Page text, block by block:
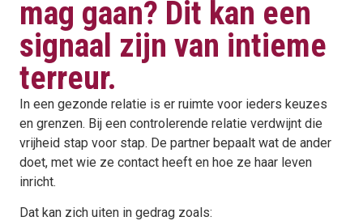
mag gaan? Dit kan een
signaal zijn van intieme
terreur.
In een gezonde relatie is er ruimte voor ieders keuzes
en grenzen. Bij een controlerende relatie verdwijnt die
vrijheid stap voor stap. De partner bepaalt wat de ander
doet, met wie ze contact heeft en hoe ze haar leven
inricht.
Dat kan zich uiten in gedrag zoals: